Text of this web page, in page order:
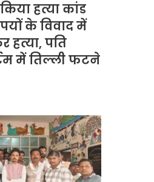
हत्या कांड
के विवाद में
हत्या, पति
में तिल्ली फटने